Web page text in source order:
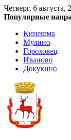
Четверг, 6 августа,
Популярные
Кинешма
Мулино
Гороховец
Иваново
Докукино